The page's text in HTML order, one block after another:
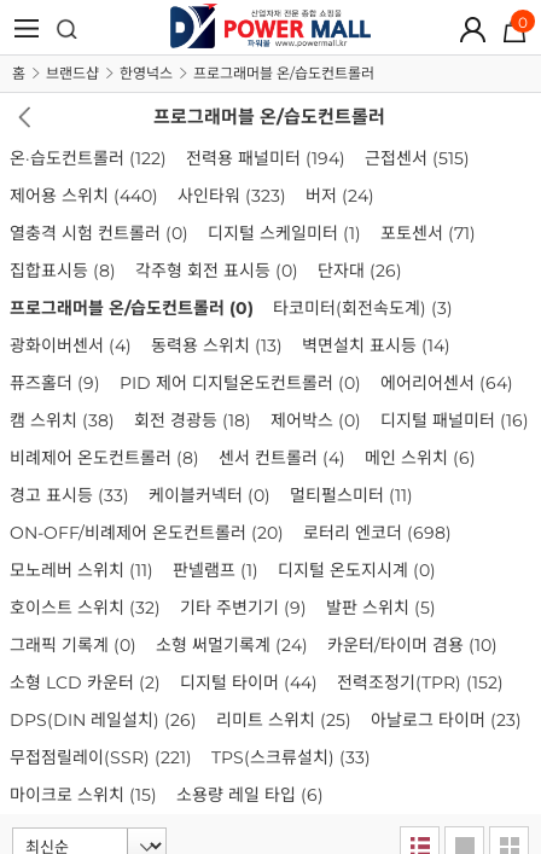
0
홈 브랜드샵 한영넉스 프로그래머블 온/습도컨트롤러
프로그래머블 온/습도컨트롤러
온·습도컨트롤러 (122) 전력용 패널미터 (194) 근접센서 (515)
제어용 스위치 (440) 사인타워 (323) 버저 (24)
열충격 시험 컨트롤러 (0) 디지털 스케일미터 (1) 포토센서 (71)
집합표시등 (8) 각주형 회전 표시등 (0) 단자대 (26)
프로그래머블 온/습도컨트롤러 (0) 타코미터(회전속도계) (3)
광화이버센서 (4) 동력용 스위치 (13) 벽면설치 표시등 (14)
퓨즈홀더 (9) PID 제어 디지털온도컨트롤러 (0) 에어리어센서 (64)
캠 스위치 (38) 회전 경광등 (18) 제어박스 (0) 디지털 패널미터 (16)
비례제어 온도컨트롤러 (8) 센서 컨트롤러 (4) 메인 스위치 (6)
경고 표시등 (33) 케이블커넥터 (0) 멀티펄스미터 (11)
ON-OFF/비례제어 온도컨트롤러 (20) 로터리 엔코더 (698)
모노레버 스위치 (11) 판넬램프 (1) 디지털 온도지시계 (0)
호이스트 스위치 (32) 기타 주변기기 (9) 발판 스위치 (5)
그래픽 기록계 (0) 소형 써멀기록계 (24) 카운터/타이머 겸용 (10)
소형 LCD 카운터 (2) 디지털 타이머 (44) 전력조정기(TPR) (152)
DPS(DIN 레일설치) (26) 리미트 스위치 (25) 아날로그 타이머 (23)
무접점릴레이(SSR) (221) TPS(스크류설치) (33)
마이크로 스위치 (15) 소용량 레일 타입 (6)